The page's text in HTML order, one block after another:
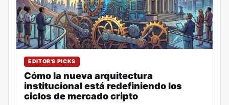
EDITOR'S PICKS
Cómo la nueva arquitectura
institucional está redefiniendo los
ciclos de mercado cripto